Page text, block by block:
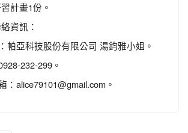
計畫1份。
資訊：
亞科技股份有限公司 湯鈞雅小姐。
232-299。
alice79101@gmail.com。